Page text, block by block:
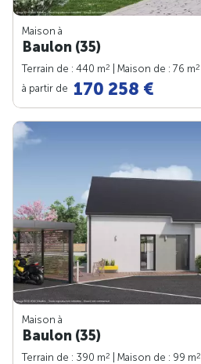
Maison à
Baulon (35)
Terrain de : 440 m2 | Maison de : 76 m2
à partir de 170 258 €
Maison à
Baulon (35)
Terrain de : 390 m2 | Maison de : 99 m2